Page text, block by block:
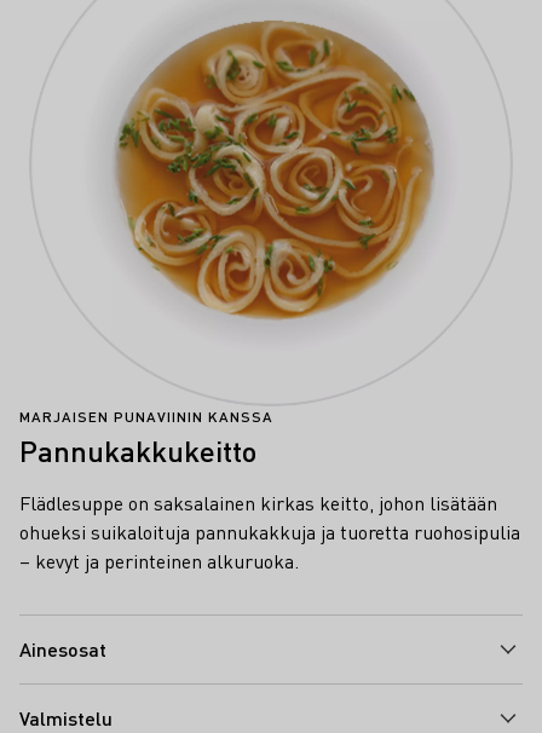
MARJAISEN PUNAVIININ KANSSA
Pannukakkukeitto
Flädlesuppe on saksalainen kirkas keitto, johon lisätään
ohueksi suikaloituja pannukakkuja ja tuoretta ruohosipulia
– kevyt ja perinteinen alkuruoka.
Ainesosat
Valmistelu